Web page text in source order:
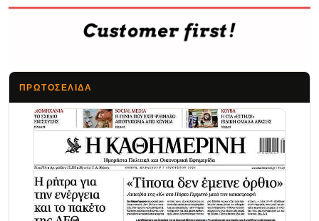
ΠΡΩΤΟΣΈΛΙΔΑ